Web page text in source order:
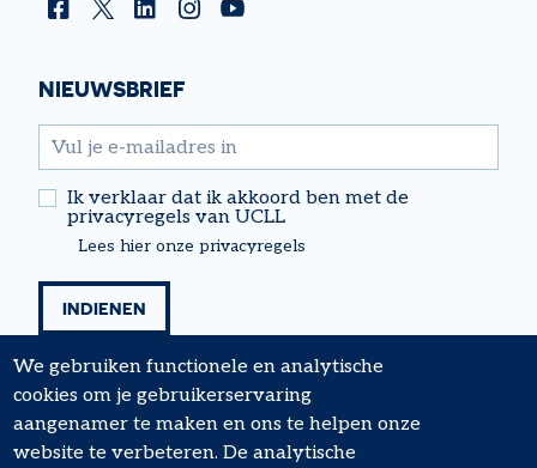
NIEUWSBRIEF
email
Ik verklaar dat ik akkoord ben met de
privacyregels van UCLL
Lees hier onze privacyregels
We gebruiken functionele en analytische
cookies om je gebruikerservaring
aangenamer te maken en ons te helpen onze
website te verbeteren. De analytische